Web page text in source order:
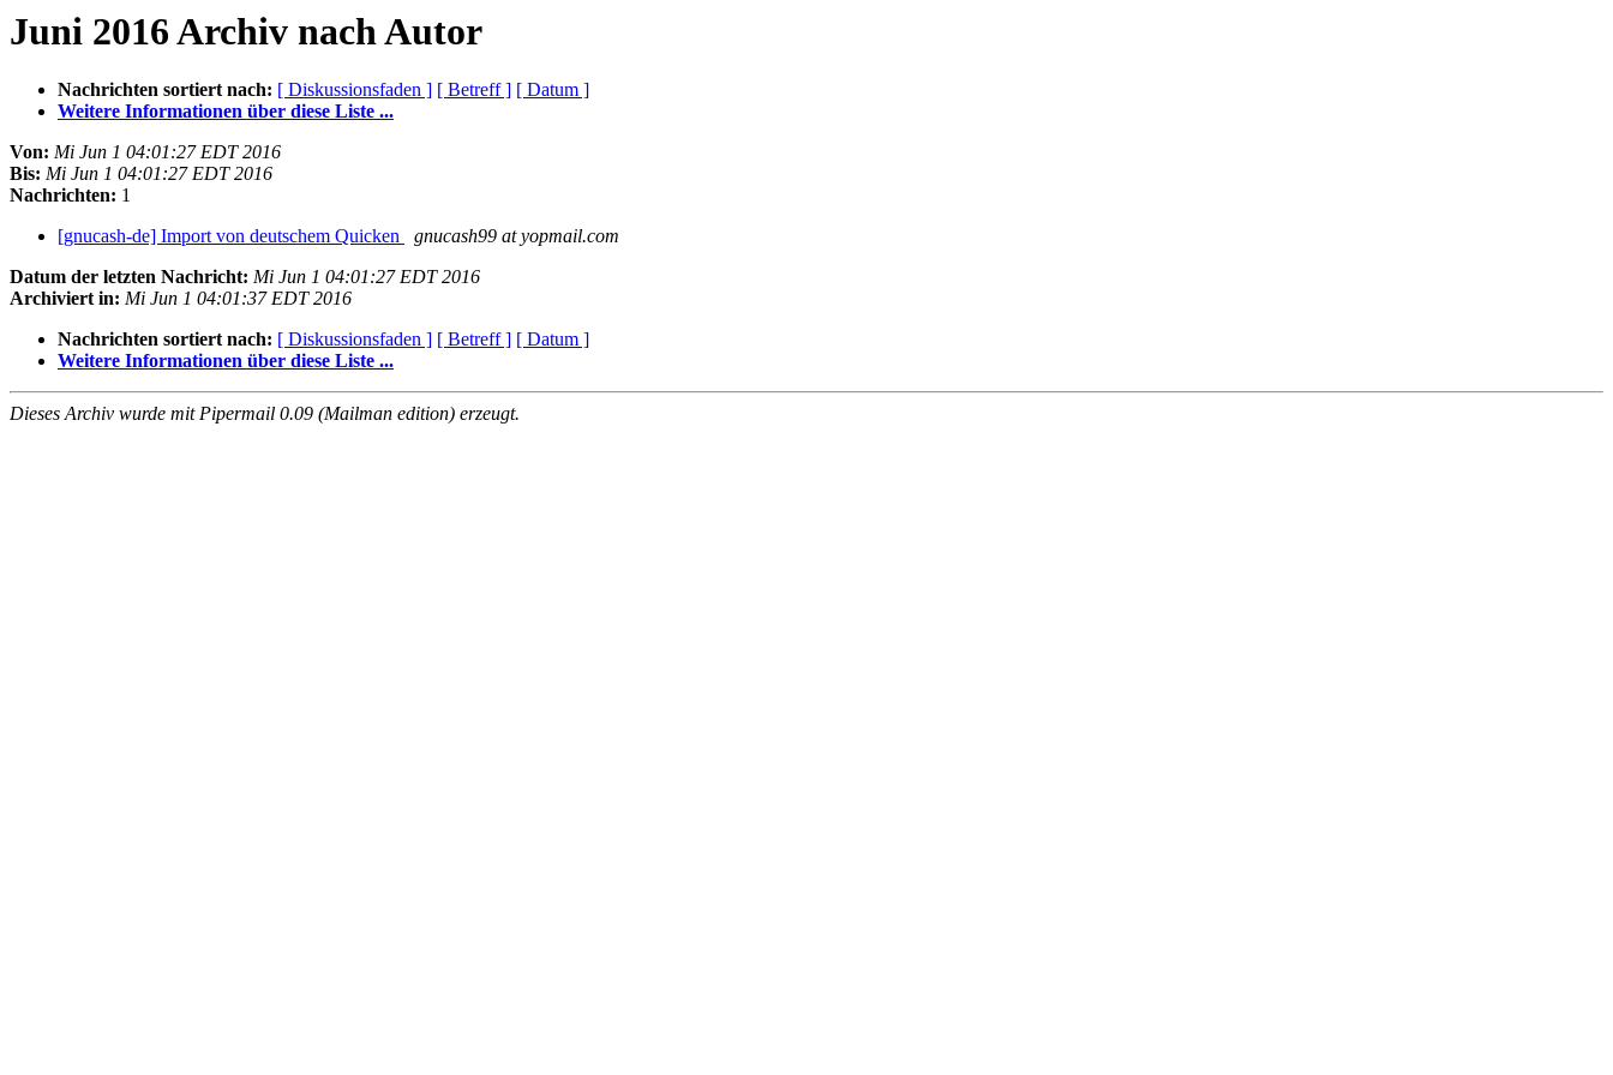
Juni 2016 Archiv nach Autor
Nachrichten sortiert nach: [ Diskussionsfaden ] [ Betreff ] [ Datum ]
Weitere Informationen über diese Liste ...
Von: Mi Jun 1 04:01:27 EDT 2016
Bis: Mi Jun 1 04:01:27 EDT 2016
Nachrichten: 1
[gnucash-de] Import von deutschem Quicken
gnucash99 at yopmail.com
Datum der letzten Nachricht: Mi Jun 1 04:01:27 EDT 2016
Archiviert in: Mi Jun 1 04:01:37 EDT 2016
Nachrichten sortiert nach: [ Diskussionsfaden ] [ Betreff ] [ Datum ]
Weitere Informationen über diese Liste ...
Dieses Archiv wurde mit Pipermail 0.09 (Mailman edition) erzeugt.